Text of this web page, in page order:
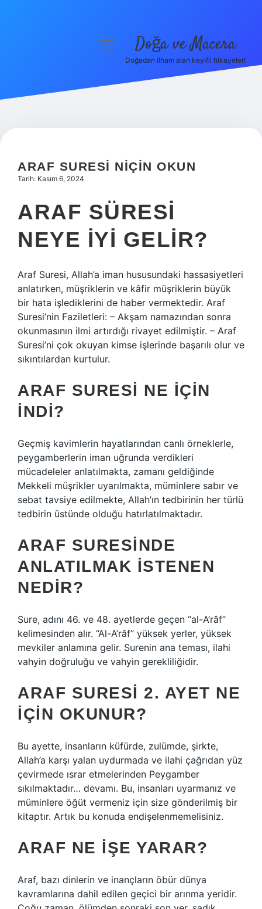
Hakkımızda
menüyü Doğa ve Macera
Doğadan ilham alan keyifli hikayeler!
ARAF SURESI NIÇIN OKUN
Tarih: Kasım 6, 2024
ARAF SÜRESI
NEYE IYI GELIR?
Araf Suresi, Allah’a iman hususundaki hassasiyetleri
anlatırken, müşriklerin ve kâfir müşriklerin büyük
bir hata işlediklerini de haber vermektedir. Araf
Suresi’nin Faziletleri: – Akşam namazından sonra
okunmasının ilmi artırdığı rivayet edilmiştir. – Araf
Suresi’ni çok okuyan kimse işlerinde başarılı olur ve
sıkıntılardan kurtulur.
ARAF SURESI NE IÇIN
INDI?
Geçmiş kavimlerin hayatlarından canlı örneklerle,
peygamberlerin iman uğrunda verdikleri
mücadeleler anlatılmakta, zamanı geldiğinde
Mekkeli müşrikler uyarılmakta, müminlere sabır ve
sebat tavsiye edilmekte, Allah’ın tedbirinin her türlü
tedbirin üstünde olduğu hatırlatılmaktadır.
ARAF SURESINDE
ANLATILMAK ISTENEN
NEDIR?
Sure, adını 46. ve 48. ayetlerde geçen “al-A’râf”
kelimesinden alır. “Al-A’râf” yüksek yerler, yüksek
mevkiler anlamına gelir. Surenin ana teması, ilahi
vahyin doğruluğu ve vahyin gerekliliğidir.
ARAF SURESI 2. AYET NE
IÇIN OKUNUR?
Bu ayette, insanların küfürde, zulümde, şirkte,
Allah’a karşı yalan uydurmada ve ilahi çağrıdan yüz
çevirmede ısrar etmelerinden Peygamber
sıkılmaktadır… devamı. Bu, insanları uyarmanız ve
müminlere öğüt vermeniz için size gönderilmiş bir
kitaptır. Artık bu konuda endişelenmemelisiniz.
ARAF NE IŞE YARAR?
Araf, bazı dinlerin ve inançların öbür dünya
kavramlarına dahil edilen geçici bir arınma yeridir.